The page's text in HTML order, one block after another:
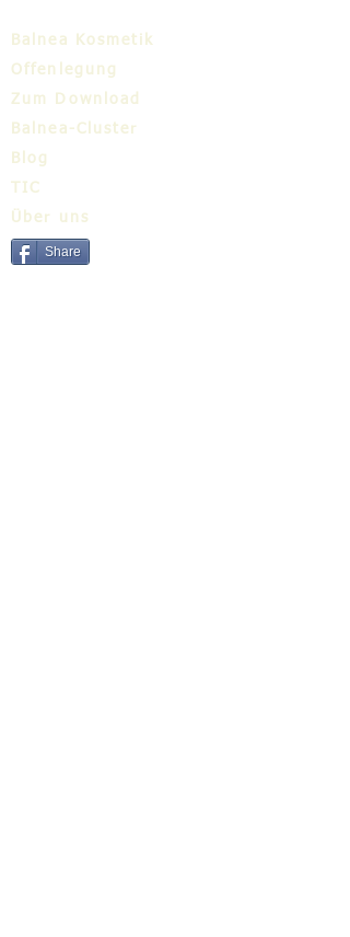
Balnea Kosmetik
Offenlegung
Zum Download
Balnea-Cluster
Blog
TIC
Über uns
Share